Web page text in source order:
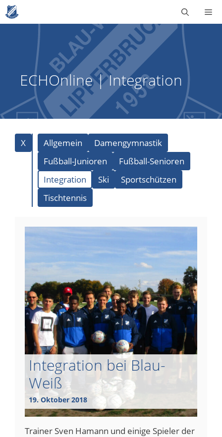
Zum
Inhalt
ECHOnline | Integration
X Allgemein
Damengymnastik
Fußball-Junioren
Fußball-Senioren
Integration
Ski
Sportschützen
Tischtennis
Integration bei Blau-
Weiß
19. Oktober 2018
Trainer Sven Hamann und einige Spieler der